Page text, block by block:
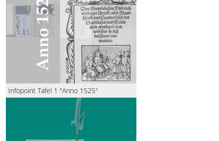
Infopoint Tafel 1 "Anno 1525"